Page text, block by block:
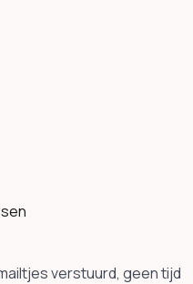
verstuurd, geen tijd